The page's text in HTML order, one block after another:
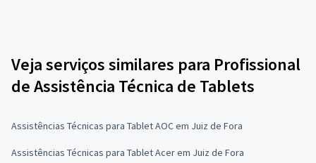
Veja serviços similares para Profissional
de Assistência Técnica de Tablets
Assistências Técnicas para Tablet AOC em Juiz de Fora
Assistências Técnicas para Tablet Acer em Juiz de Fora